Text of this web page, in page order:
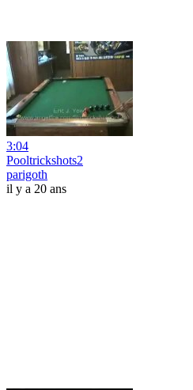
3:04
Pooltrickshots2
parigoth
il y a 20 ans